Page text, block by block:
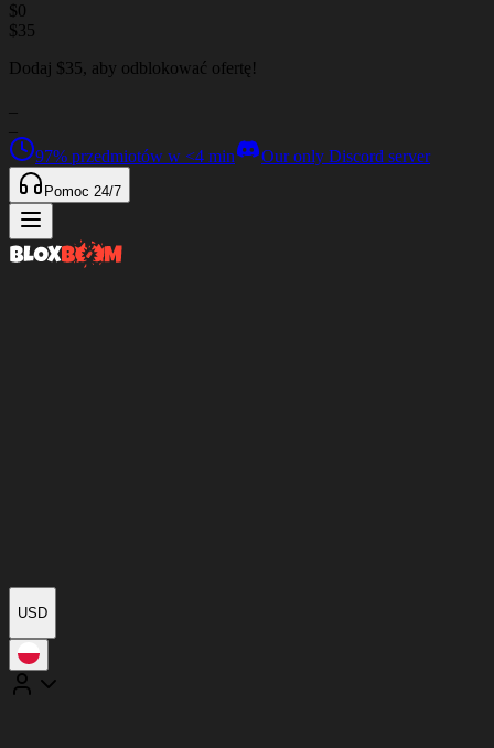
$0
$35
Dodaj $35, aby odblokować ofertę!
97% przedmiotów w <4 min Our only Discord server
Pomoc 24/7
USD